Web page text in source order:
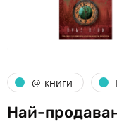
@-книги
Най-